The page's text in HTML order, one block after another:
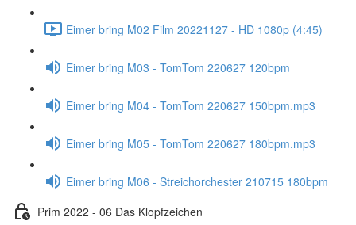
Eimer bring M02 Film 20221127 - HD 1080p (4:45)
Eimer bring M03 - TomTom 220627 120bpm
Eimer bring M04 - TomTom 220627 150bpm.mp3
Eimer bring M05 - TomTom 220627 180bpm.mp3
Eimer bring M06 - Streichorchester 210715 180bpm
Prim 2022 - 06 Das Klopfzeichen